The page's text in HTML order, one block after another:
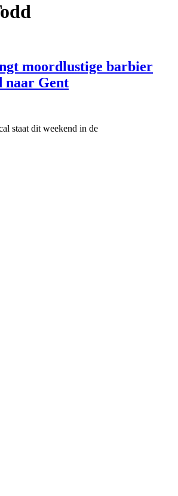
moordlustige barbier
naar Gent
staat dit weekend in de